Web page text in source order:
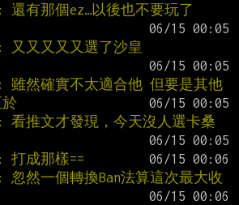
: 還有那個ez…以後也不要玩了
: 又又又又又選了沙皇
: 雖然確實不太適合他 但要是其他
: 看推文才發現，今天沒人選卡桑
: 打成那樣==
: 忽然一個轉換Ban法算這次最大收